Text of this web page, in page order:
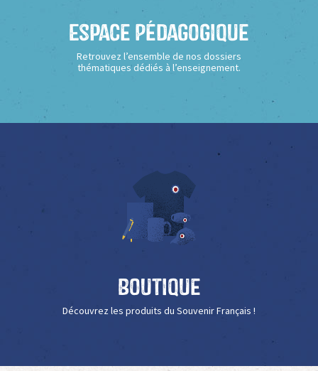
Espace Pédagogique
Retrouvez l’ensemble de nos dossiers
thématiques dédiés à l’enseignement.
Boutique
Découvrez les produits du Souvenir Français !